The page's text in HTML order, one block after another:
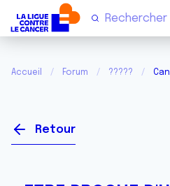
Accueil Forum ?????
Retour